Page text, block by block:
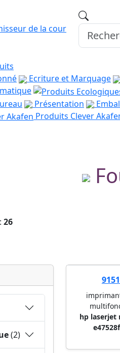
Ecriture et Marquage
Présentation
Produits Clever
26
(2)
hp laserjet